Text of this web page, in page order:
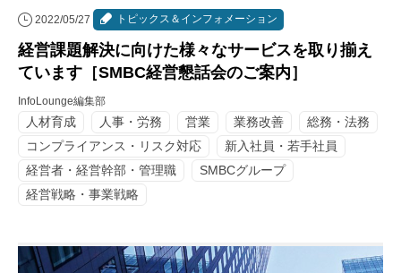
2022/05/27 トピックス＆インフォメーション
経営課題解決に向けた様々なサービスを取り揃え
ています［SMBC経営懇話会のご案内］
InfoLounge編集部
人材育成 人事・労務 営業 業務改善
総務・法務
コンプライアンス・リスク対応
新入社員・若手社員
経営者・経営幹部・管理職
SMBCグループ
経営戦略・事業戦略